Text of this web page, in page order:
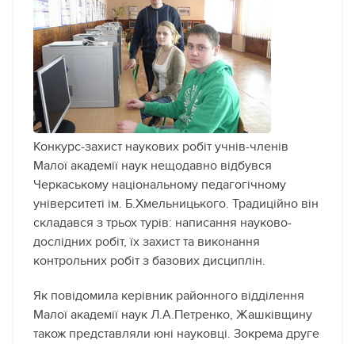
Конкурс-захист наукових робіт учнів-членів
Малої академії наук нещодавно відбувся
Черкаському національному педагогічному
університеті ім. Б.Хмельницького. Традиційно він
складався з трьох турів: написання науково-
дослідних робіт, їх захист та виконання
контрольних робіт з базових дисциплін.
Як повідомила керівник районного відділення
Малої академії наук Л.А.Петренко, Жашківщину
також представляли юні науковці. Зокрема друге